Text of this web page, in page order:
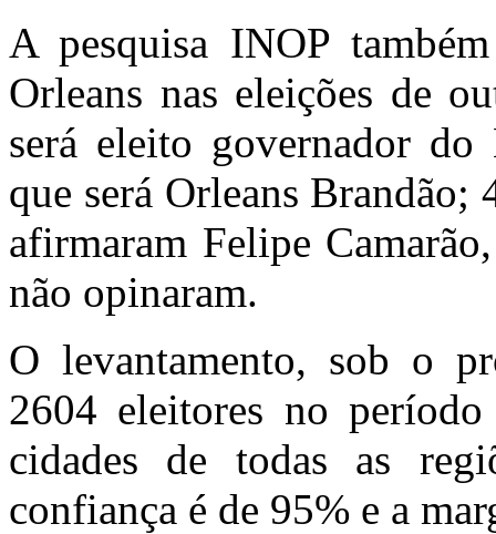
A pesquisa INOP
Orleans nas eleições de
será eleito governador do
que será Orleans
afirmaram Felipe
não opinaram.
O levantamento, sob o
2604 eleitores no
cidades de todas as
confiança é de 95% e a